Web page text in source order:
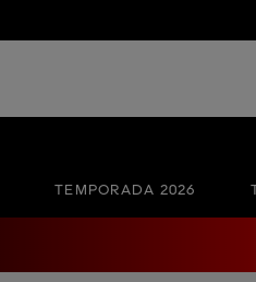
TEMPORADA 2026